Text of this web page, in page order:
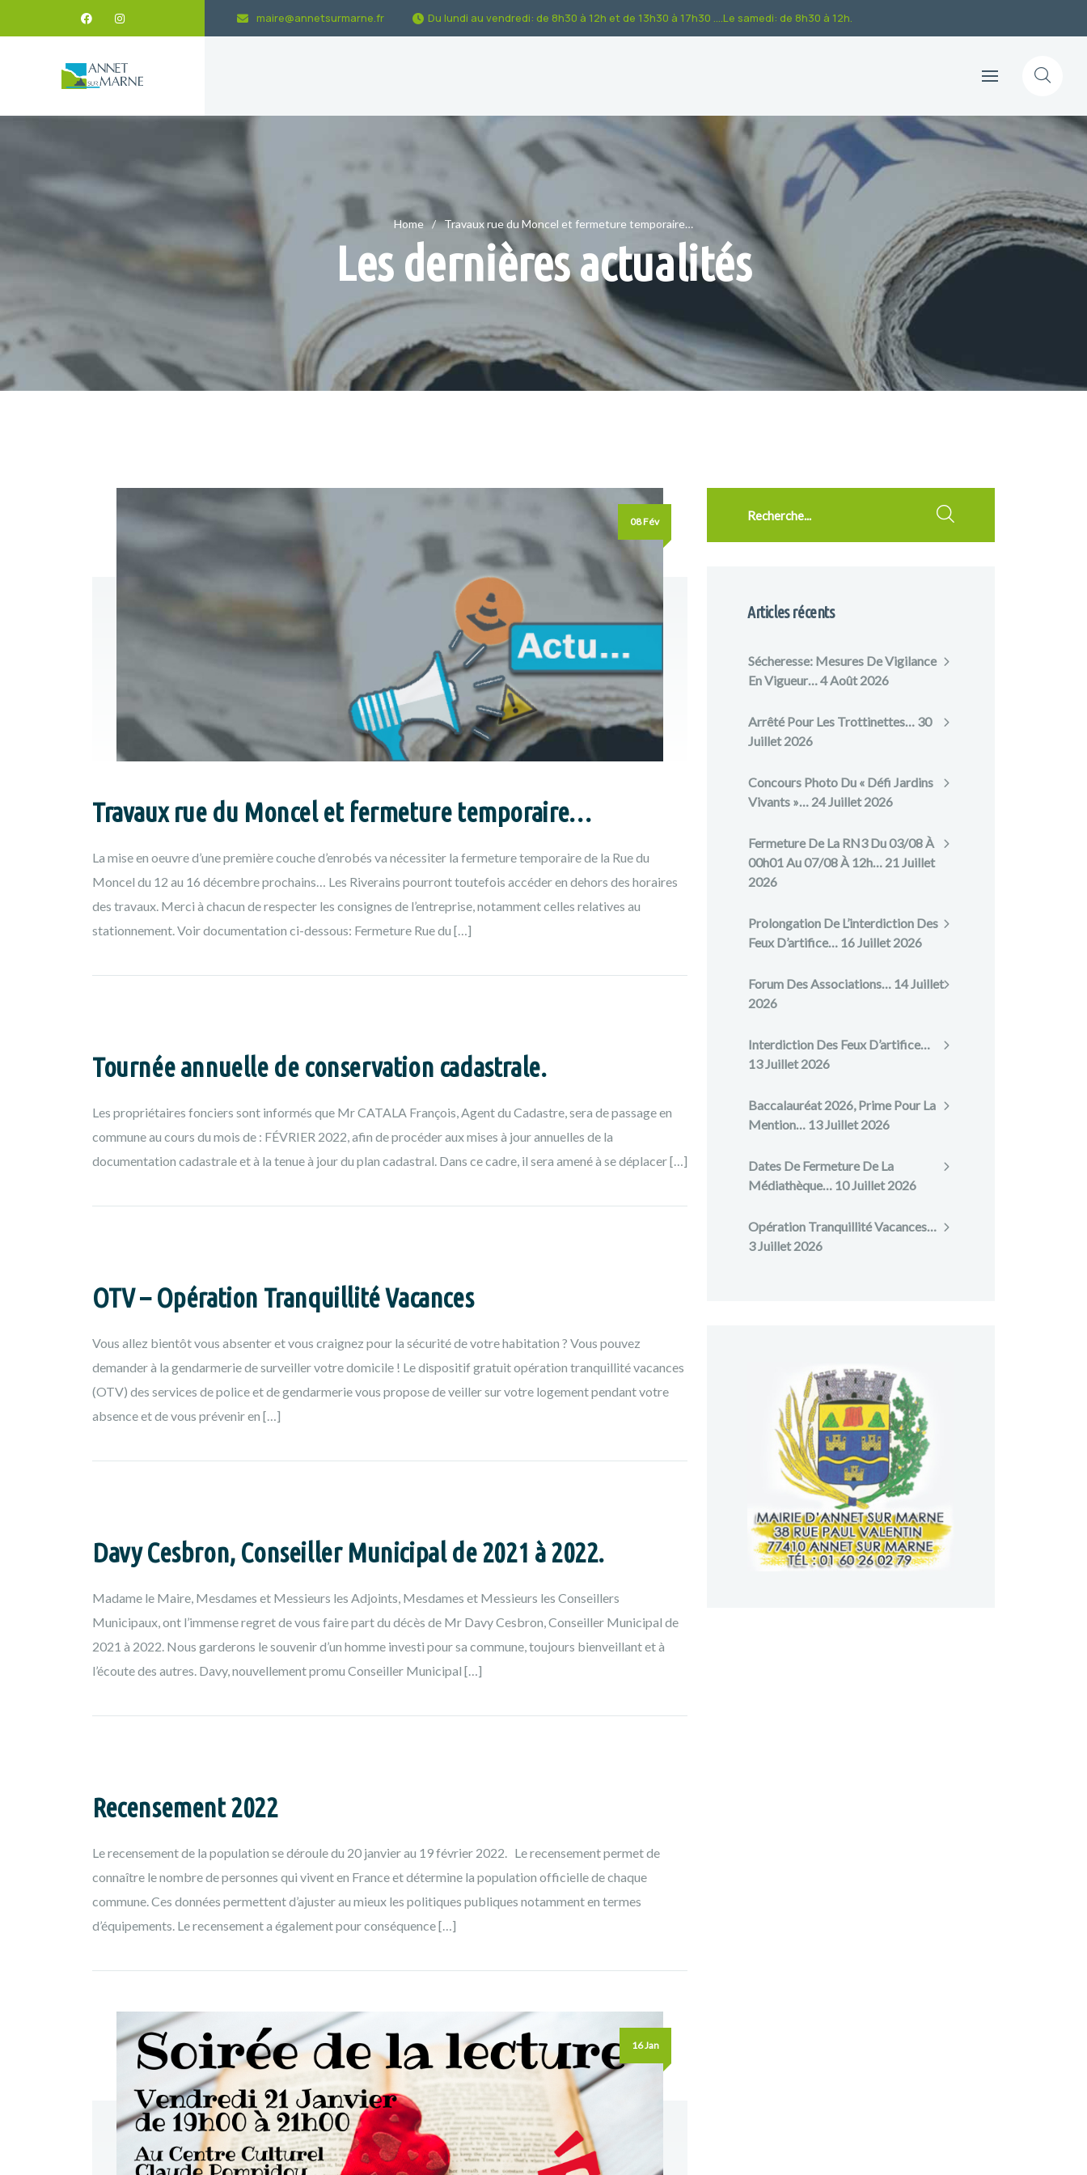
maire@annetsurmarne.fr Du lundi au vendredi: de 8h30 à 12h et de 13h30 à 17h30 ....Le samedi: de 8h30 à 12h.
Home Travaux rue du Moncel et fermeture temporaire…
Les dernières actualités
08 Fév
Travaux rue du Moncel et fermeture temporaire…
La mise en oeuvre d’une première couche d’enrobés va nécessiter la fermeture temporaire de la Rue du
Moncel du 12 au 16 décembre prochains… Les Riverains pourront toutefois accéder en dehors des horaires
des travaux. Merci à chacun de respecter les consignes de l’entreprise, notamment celles relatives au
stationnement. Voir documentation ci-dessous: Fermeture Rue du […]
Tournée annuelle de conservation cadastrale.
Les propriétaires fonciers sont informés que Mr CATALA François, Agent du Cadastre, sera de passage en
commune au cours du mois de : FÉVRIER 2022, afin de procéder aux mises à jour annuelles de la
documentation cadastrale et à la tenue à jour du plan cadastral. Dans ce cadre, il sera amené à se déplacer […]
OTV – Opération Tranquillité Vacances
Vous allez bientôt vous absenter et vous craignez pour la sécurité de votre habitation ? Vous pouvez
demander à la gendarmerie de surveiller votre domicile ! Le dispositif gratuit opération tranquillité vacances
(OTV) des services de police et de gendarmerie vous propose de veiller sur votre logement pendant votre
absence et de vous prévenir en […]
Davy Cesbron, Conseiller Municipal de 2021 à 2022.
Madame le Maire, Mesdames et Messieurs les Adjoints, Mesdames et Messieurs les Conseillers
Municipaux, ont l’immense regret de vous faire part du décès de Mr Davy Cesbron, Conseiller Municipal de
2021 à 2022. Nous garderons le souvenir d’un homme investi pour sa commune, toujours bienveillant et à
l’écoute des autres. Davy, nouvellement promu Conseiller Municipal […]
Recensement 2022
Le recensement de la population se déroule du 20 janvier au 19 février 2022. Le recensement permet de
connaître le nombre de personnes qui vivent en France et détermine la population officielle de chaque
commune. Ces données permettent d’ajuster au mieux les politiques publiques notamment en termes
d’équipements. Le recensement a également pour conséquence […]
16 Jan
Articles récents
Sécheresse: Mesures De Vigilance
En Vigueur…4 Août 2026
Arrêté Pour Les Trottinettes… 30
Juillet 2026
Concours Photo Du « Défi Jardins
Vivants »… 24 Juillet 2026
Fermeture De La RN3 Du 03/08 À
00h01 Au 07/08 À 12h… 21 Juillet
2026
Prolongation De L’interdiction Des
Feux D’artifice… 16 Juillet 2026
Forum Des Associations… 14 Juillet
2026
Interdiction Des Feux D’artifice…
13 Juillet 2026
Baccalauréat 2026, Prime Pour La
Mention… 13 Juillet 2026
Dates De Fermeture De La
Médiathèque… 10 Juillet 2026
Opération Tranquillité Vacances…
3 Juillet 2026